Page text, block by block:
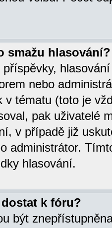
smažu hlasování?
nebo
v tématu (toto je
pak uživatelé
v případě již
administrátor.
hlasování.
k fóru?
být